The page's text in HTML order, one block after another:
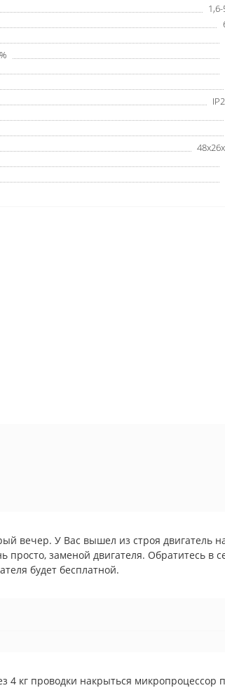
вечер. У Вас вышел из строя двигатель
просто, заменой двигателя. Обратитесь
будет бесплатной.
4 кг проводки накрыться